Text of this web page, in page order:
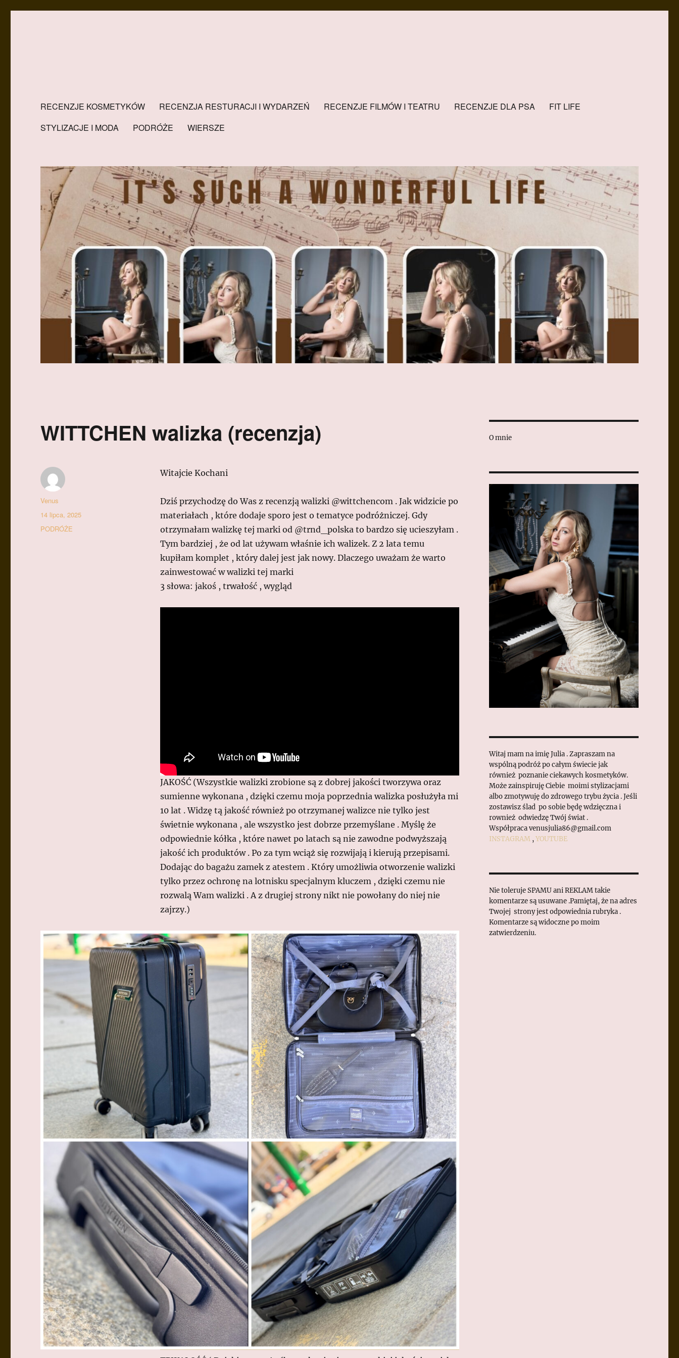
RECENZJE KOSMETYKÓW RECENZJA RESTURACJI I WYDARZEŃ RECENZJE FILMÓW I TEATRU RECENZJE DLA PSA
FIT LIFE
STYLIZACJE I MODA
PODRÓŻE WIERSZE
WITTCHEN walizka (recenzja)
Witajcie Kochani
Dziś przychodzę do Was z recenzją walizki @wittchencom . Jak widzicie po
materiałach , które dodaje sporo jest o tematyce podróżniczej. Gdy
otrzymałam walizkę tej marki od @trnd_polska to bardzo się ucieszyłam .
Tym bardziej , że od lat używam właśnie ich walizek. Z 2 lata temu
kupiłam komplet , który dalej jest jak nowy. Dlaczego uważam że warto
zainwestować w walizki tej marki
3 słowa: jakoś , trwałość , wygląd
JAKOŚĆ (Wszystkie walizki zrobione są z dobrej jakości tworzywa oraz
sumienne wykonana , dzięki czemu moja poprzednia walizka posłużyła mi
10 lat . Widzę tą jakość również po otrzymanej walizce nie tylko jest
świetnie wykonana , ale wszystko jest dobrze przemyślane . Myślę że
odpowiednie kółka , które nawet po latach są nie zawodne podwyższają
jakość ich produktów . Po za tym wciąż się rozwijają i kierują przepisami.
Dodając do bagażu zamek z atestem . Który umożliwia otworzenie walizki
tylko przez ochronę na lotnisku specjalnym kluczem , dzięki czemu nie
rozwalą Wam walizki . A z drugiej strony nikt nie powołany do niej nie
zajrzy.)
Autor
Venus
Data
publikacji
14 lipca, 2025
Kategorie
PODRÓŻE
O mnie
Witaj mam na imię Julia . Zapraszam na
wspólną podróż po całym świecie jak
również poznanie ciekawych kosmetyków.
Może zainspiruję Ciebie moimi stylizacjami
albo zmotywuję do zdrowego trybu życia . Jeśli
zostawisz ślad po sobie będę wdzięczna i
rownież odwiedzę Twój świat .
Współpraca venusjulia86@gmail.com
INSTAGRAM,YOUTUBE
Nie toleruje SPAMU ani REKLAM takie
komentarze są usuwane .Pamiętaj, że na adres
Twojej strony jest odpowiednia rubryka .
Komentarze są widoczne po moim
zatwierdzeniu.